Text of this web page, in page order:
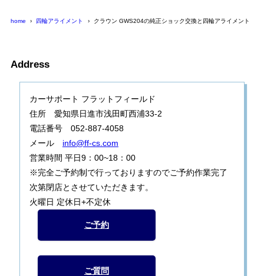
home 四輪アライメント クラウン GWS204の純正ショック交換と四輪アライメント
Address
カーサポート フラットフィールド
住所 愛知県日進市浅田町西浦33-2
電話番号 052-887-4058
メール info@ff-cs.com
営業時間 平日9：00~18：00
※完全ご予約制で行っておりますのでご予約作業完了
次第閉店とさせていただきます。
火曜日 定休日+不定休
ご予約
ご質問